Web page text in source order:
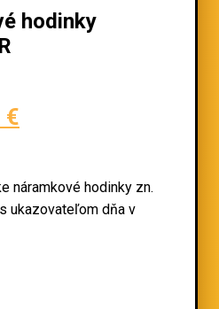
hodinky
€
náramkové hodinky zn.
ukazovateľom dňa v